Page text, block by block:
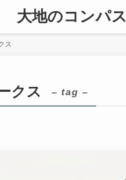
大地のコンパス
ス
クス – tag –